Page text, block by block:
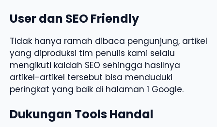
User dan SEO Friendly
Tidak hanya ramah dibaca pengunjung, artikel
yang diproduksi tim penulis kami selalu
mengikuti kaidah SEO sehingga hasilnya
artikel-artikel tersebut bisa menduduki
peringkat yang baik di halaman 1 Google.
Dukungan Tools Handal